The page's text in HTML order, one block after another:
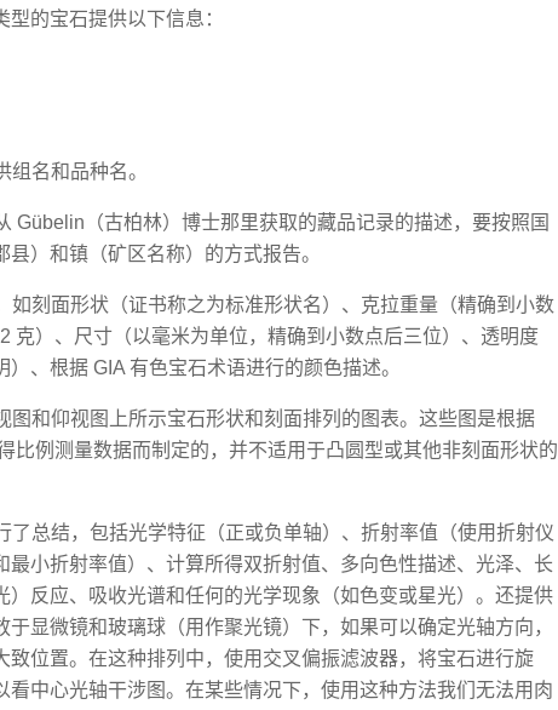
的宝石提供以下信息：
名和品种名。
Gübelin（古柏林）博士那里获取的藏品记录的描述，要按照国
）和镇（矿区名称）的方式报告。
如刻面形状（证书称之为标准形状名）、克拉重量（精确到小数
克）、尺寸（以毫米为单位，精确到小数点后三位）、透明度
）、根据 GIA 有色宝石术语进行的颜色描述。
图和仰视图上所示宝石形状和刻面排列的图表。这些图是根据
比例测量数据而制定的，并不适用于凸圆型或其他非刻面形状的
了总结，包括光学特征（正或负单轴）、折射率值（使用折射仪
最小折射率值）、计算所得双折射值、多向色性描述、光泽、长
）反应、吸收光谱和任何的光学现象（如色变或星光）。还提供
于显微镜和玻璃球（用作聚光镜）下，如果可以确定光轴方向，
致位置。在这种排列中，使用交叉偏振滤波器，将宝石进行旋
看中心光轴干涉图。在某些情况下，使用这种方法我们无法用肉